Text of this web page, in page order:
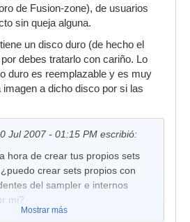
de Fusion-zone), de usuarios
sin queja alguna.
un disco duro (de hecho el
debes tratarlo con cariño. Lo
duro es reemplazable y es muy
a dicho disco por si las
Jul 2007 - 01:15 PM escribió:
hora de crear tus propios sets
crear sets propios con
del sampler e internos
mi?
Mostrar más